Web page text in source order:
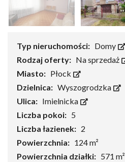
Typ nieruchomości: Domy
Rodzaj oferty: Na sprzedaż
Miasto: Płock
Dzielnica: Wyszogrodzka
Ulica: Imielnicka
Liczba pokoi: 5
Liczba łazienek: 2
Powierzchnia: 124 m²
Powierzchnia działki: 571 m²